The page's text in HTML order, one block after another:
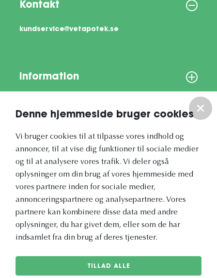
Denne hjemmeside bruger cookies
Vi bruger cookies til at tilpasse vores indhold og
annoncer, til at vise dig funktioner til sociale medier
og til at analysere vores trafik. Vi deler også
oplysninger om din brug af vores hjemmeside med
vores partnere inden for sociale medier,
annonceringspartnere og analysepartnere. Vores
partnere kan kombinere disse data med andre
oplysninger, du har givet dem, eller som de har
indsamlet fra din brug af deres tjenester.
TILLAD ALLE
Kontakt
kundservice@vetapotek.se
Information
Vores nyhedsbrev
Vetapotek.dk er en del af
Evidensia
Dyresundhedspleje